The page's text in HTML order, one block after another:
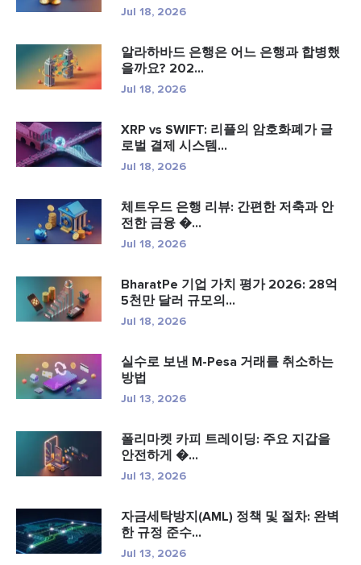
Jul 18, 2026
알라하바드 은행은 어느 은행과 합병했
을까요? 202...
Jul 18, 2026
XRP vs SWIFT: 리플의 암호화폐가 글
로벌 결제 시스템...
Jul 18, 2026
체트우드 은행 리뷰: 간편한 저축과 안
전한 금융 �...
Jul 18, 2026
BharatPe 기업 가치 평가 2026: 28억
5천만 달러 규모의...
Jul 18, 2026
실수로 보낸 M-Pesa 거래를 취소하는
방법
Jul 13, 2026
폴리마켓 카피 트레이딩: 주요 지갑을
안전하게 �...
Jul 13, 2026
자금세탁방지(AML) 정책 및 절차: 완벽
한 규정 준수...
Jul 13, 2026